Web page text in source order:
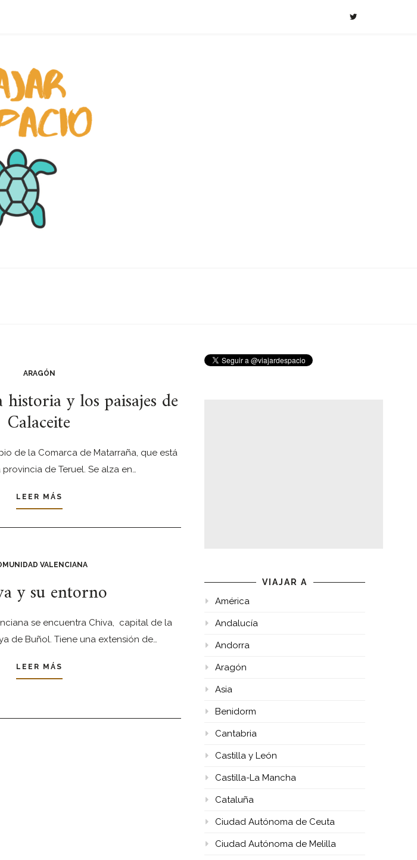
ARAGÓN
y los paisajes de
Calaceite
de la Comarca de Matarraña, que está
de Teruel. Se alza en…
LEER MÁS
VALENCIANA
y su entorno
se encuentra Chiva, capital de la
de Buñol. Tiene una extensión de…
LEER MÁS
VIAJAR A
América
Andalucía
Andorra
Aragón
Asia
Benidorm
Cantabria
Castilla y León
Castilla-La Mancha
Cataluña
Ciudad Autónoma de Ceuta
Ciudad Autónoma de Melilla